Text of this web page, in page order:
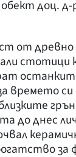
доц.
от
стотици
времето
до днес
за